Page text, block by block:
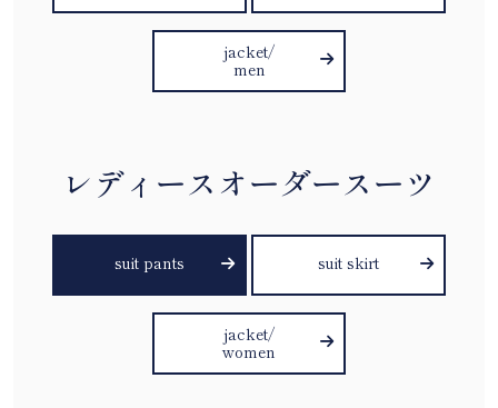
jacket/
men
レディースオーダースーツ
suit pants suit skirt
jacket/
women